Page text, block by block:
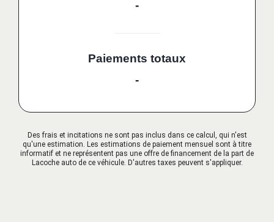
-
Paiements totaux
-
Des frais et incitations ne sont pas inclus dans ce calcul, qui n'est
qu'une estimation. Les estimations de paiement mensuel sont à titre
informatif et ne représentent pas une offre de financement de la part de
Lacoche auto de ce véhicule. D'autres taxes peuvent s'appliquer.